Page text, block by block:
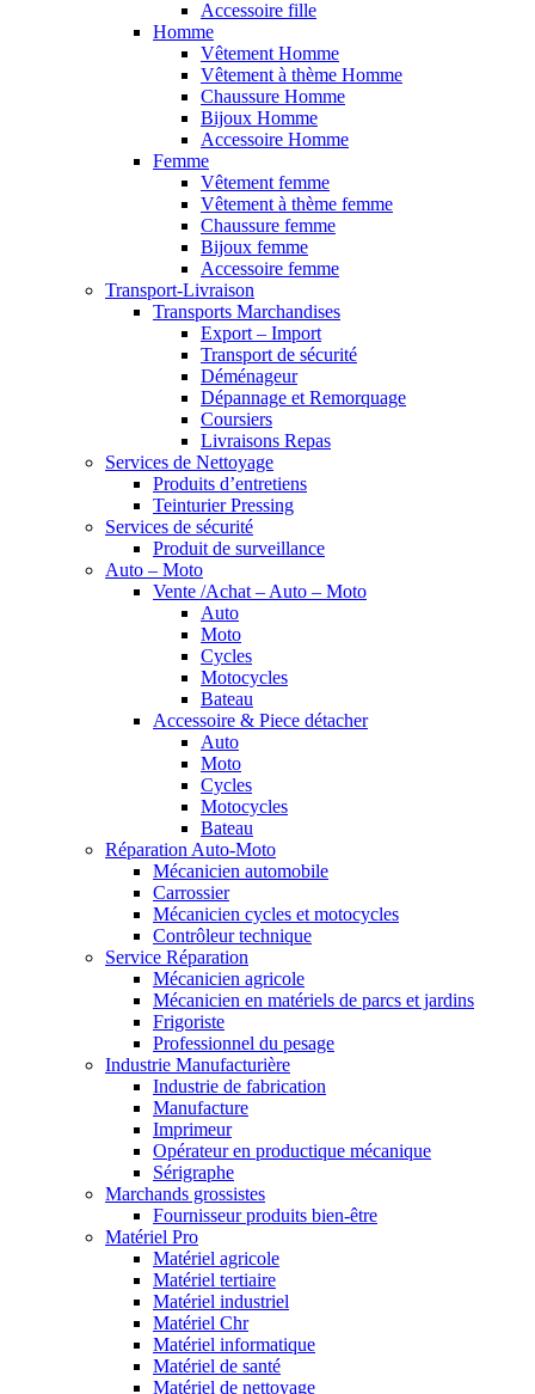
Accessoire fille
Homme
Vêtement Homme
Vêtement à thème Homme
Chaussure Homme
Bijoux Homme
Accessoire Homme
Femme
Vêtement femme
Vêtement à thème femme
Chaussure femme
Bijoux femme
Accessoire femme
Transport-Livraison
Transports Marchandises
Export – Import
Transport de sécurité
Déménageur
Dépannage et Remorquage
Coursiers
Livraisons Repas
Services de Nettoyage
Produits d’entretiens
Teinturier Pressing
Services de sécurité
Produit de surveillance
Auto – Moto
Vente /Achat – Auto – Moto
Auto
Moto
Cycles
Motocycles
Bateau
Accessoire & Piece détacher
Auto
Moto
Cycles
Motocycles
Bateau
Réparation Auto-Moto
Mécanicien automobile
Carrossier
Mécanicien cycles et motocycles
Contrôleur technique
Service Réparation
Mécanicien agricole
Mécanicien en matériels de parcs et jardins
Frigoriste
Professionnel du pesage
Industrie Manufacturière
Industrie de fabrication
Manufacture
Imprimeur
Opérateur en productique mécanique
Sérigraphe
Marchands grossistes
Fournisseur produits bien-être
Matériel Pro
Matériel agricole
Matériel tertiaire
Matériel industriel
Matériel Chr
Matériel informatique
Matériel de santé
Matériel de nettoyage